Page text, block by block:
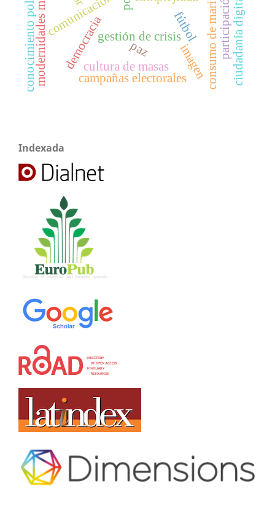
paz
comunicacióngestión de crisis consumo de marihuana
democracia fútbol
cultura de masas
campañas electoralesimagen
conocimiento político ciudadanía digital
Indexada